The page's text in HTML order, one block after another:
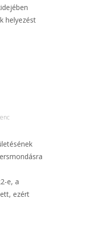
helyezést
e, a
ezért